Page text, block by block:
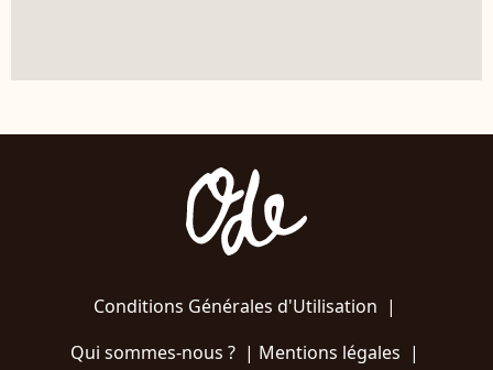
Conditions Générales d'Utilisation |
Qui sommes-nous ?| Mentions légales |